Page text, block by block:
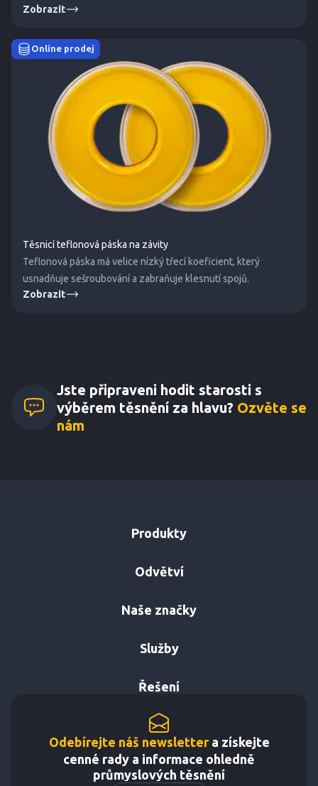
Zobrazit
Online prodej
Těsnicí teflonová páska na závity
Teflonová páska má velice nízký třecí koeficient, který
usnadňuje sešroubování a zabraňuje klesnutí spojů.
Zobrazit
Jste připraveni hodit starosti s
výběrem těsnění za hlavu? Ozvěte se
nám
Produkty
Odvětví
Naše značky
Služby
Řešení
Odebírejte náš newslettera získejte
cenné rady a informace ohledně
průmyslových těsnění